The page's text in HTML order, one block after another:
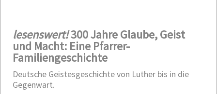
lesenswert!300 Jahre Glaube, Geist
und Macht: Eine Pfarrer-
Familiengeschichte
Deutsche Geistesgeschichte von Luther bis in die
Gegenwart.